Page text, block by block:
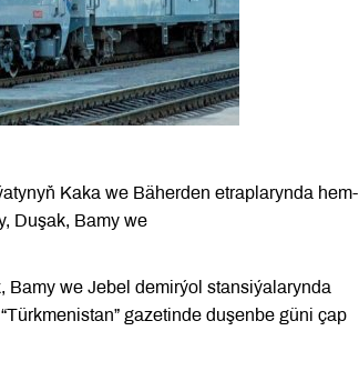
Kaka we Bäherden etraplarynda hem-
Duşak, Bamy we
we Jebel demirýol stansiýalarynda
gazetinde duşenbe güni çap